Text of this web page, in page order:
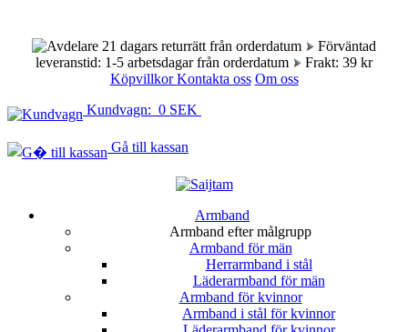
21 dagars returrätt från orderdatum
Förväntad
leveranstid: 1-5 arbetsdagar från orderdatum
Frakt: 39 kr
KöpvillkorKontakta oss Om oss
Kundvagn: 0 SEK
Gå till kassan
Armband
Armband efter målgrupp
Armband för män
Herrarmband i stål
Läderarmband för män
Armband för kvinnor
Armband i stål för kvinnor